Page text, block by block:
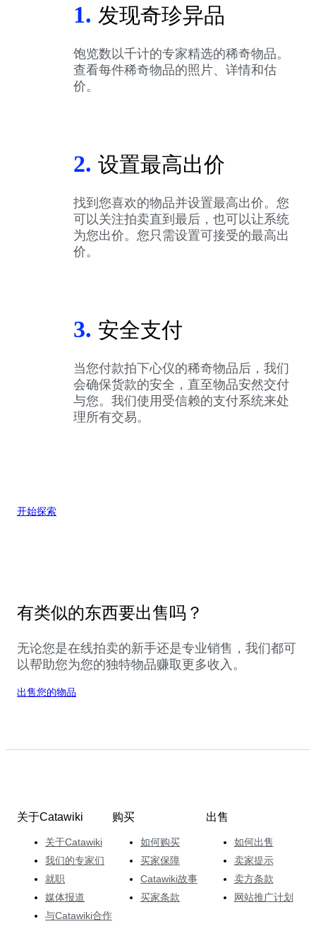
1. 发现奇珍异品
饱览数以千计的专家精选的稀奇物品。
查看每件稀奇物品的照片、详情和估
价。
2. 设置最高出价
找到您喜欢的物品并设置最高出价。您
可以关注拍卖直到最后，也可以让系统
为您出价。您只需设置可接受的最高出
价。
3. 安全支付
当您付款拍下心仪的稀奇物品后，我们
会确保货款的安全，直至物品安然交付
与您。我们使用受信赖的支付系统来处
理所有交易。
开始探索
有类似的东西要出售吗？
无论您是在线拍卖的新手还是专业销售，我们都可
以帮助您为您的独特物品赚取更多收入。
出售您的物品
关于Catawiki
关于Catawiki
我们的专家们
就职
媒体报道
与Catawiki合作
购买
如何购买
买家保障
Catawiki故事
买家条款
出售
如何出售
卖家提示
卖方条款
网站推广计划